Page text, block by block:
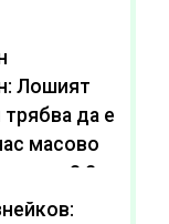
Лошият
да е
масово
от 3,2